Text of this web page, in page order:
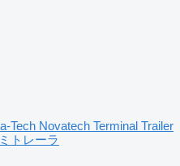
Tech Novatech Terminal Trailer
トレーラ